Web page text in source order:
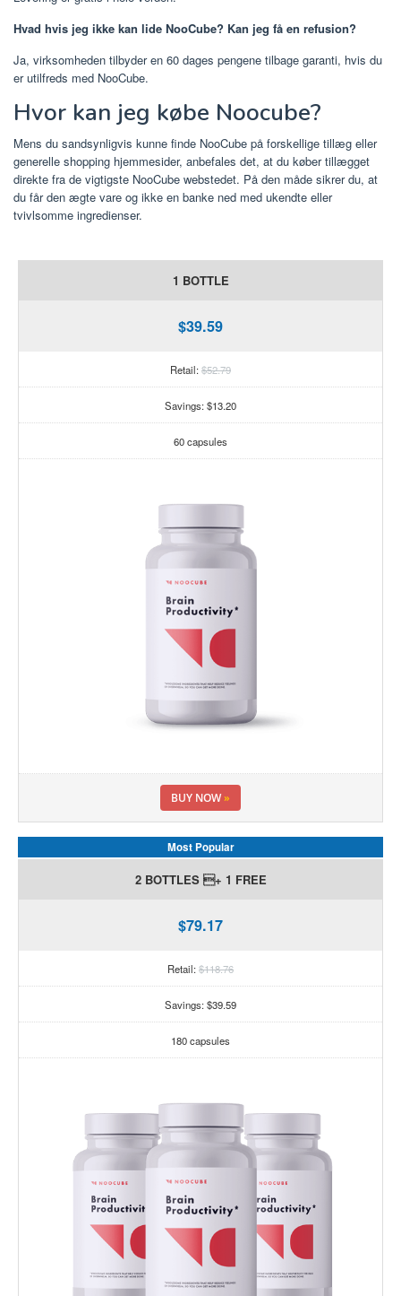
Hvad hvis jeg ikke kan lide NooCube? Kan jeg få en refusion?
Ja, virksomheden tilbyder en 60 dages pengene tilbage garanti, hvis du
er utilfreds med NooCube.
Hvor kan jeg købe Noocube?
Mens du sandsynligvis kunne finde NooCube på forskellige tillæg eller
generelle shopping hjemmesider, anbefales det, at du køber tillægget
direkte fra de vigtigste NooCube webstedet. På den måde sikrer du, at
du får den ægte vare og ikke en banke ned med ukendte eller
tvivlsomme ingredienser.
1 BOTTLE
$39.59
Retail:$52.79
Savings: $13.20
60 capsules
BUY NOW»
Most Popular
2 BOTTLES + 1 FREE
$79.17
Retail:$118.76
Savings: $39.59
180 capsules